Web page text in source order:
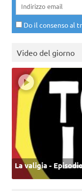
Do il consenso al
Video del giorno
La valigia -